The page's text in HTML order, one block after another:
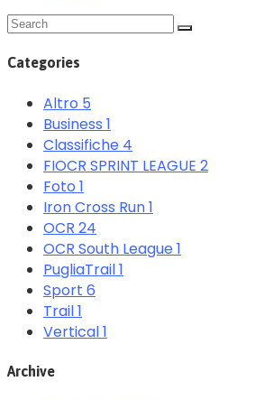
Categories
Altro 5
Business 1
Classifiche 4
FIOCR SPRINT LEAGUE 2
Foto 1
Iron Cross Run1
OCR 24
OCR South League1
PugliaTrail1
Sport 6
Trail1
Vertical1
Archive